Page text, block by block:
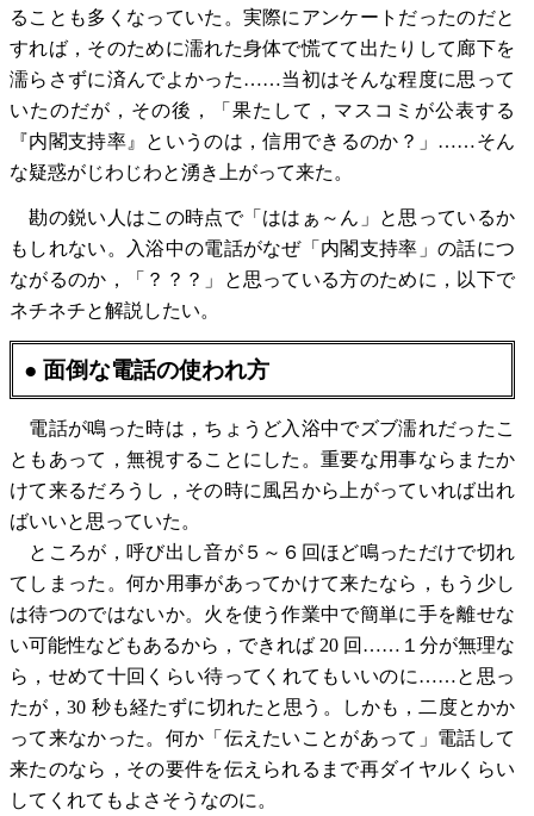
ることも多くなっていた。実際にアンケートだったのだと
すれば，そのために濡れた身体で慌てて出たりして廊下を
濡らさずに済んでよかった……当初はそんな程度に思って
いたのだが，その後，「果たして，マスコミが公表する
『内閣支持率』というのは，信用できるのか？」……そん
な疑惑がじわじわと湧き上がって来た。
勘の鋭い人はこの時点で「ははぁ～ん」と思っているか
もしれない。入浴中の電話がなぜ「内閣支持率」の話につ
ながるのか，「？？？」と思っている方のために，以下で
ネチネチと解説したい。
● 面倒な電話の使われ方
電話が鳴った時は，ちょうど入浴中でズブ濡れだったこ
ともあって，無視することにした。重要な用事ならまたか
けて来るだろうし，その時に風呂から上がっていれば出れ
ばいいと思っていた。
ところが，呼び出し音が５～６回ほど鳴っただけで切れ
てしまった。何か用事があってかけて来たなら，もう少し
は待つのではないか。火を使う作業中で簡単に手を離せな
い可能性などもあるから，できれば 20 回……１分が無理な
ら，せめて十回くらい待ってくれてもいいのに……と思っ
たが，30 秒も経たずに切れたと思う。しかも，二度とかか
って来なかった。何か「伝えたいことがあって」電話して
来たのなら，その要件を伝えられるまで再ダイヤルくらい
してくれてもよさそうなのに。